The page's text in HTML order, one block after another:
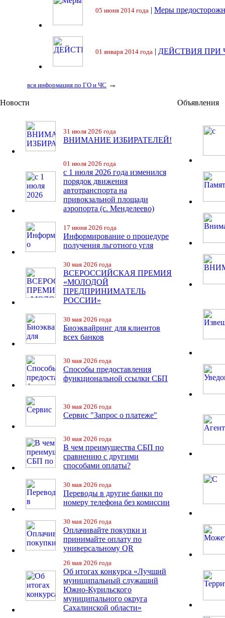
05 июня 2014 года | Меры
01 января 2014 года | ДЕЙСТВИЯ ПРИ
вся информация по ГО и ЧС →
Новости
31 июля 2026 года
ВНИМАНИЕ ИЗБИРАТЕЛЕЙ!
01 июля 2026 года
с 1 июля 2026 года изменился
порядок движения
автотранспорта на
привокзальной площади
аэропорта (с. Менделеево)
17 июня 2026 года
Информирование о процедуре
получения льготного угля
30 мая 2026 года
ВСЕРОССИЙСКАЯ ПРЕМИЯ
«МОЛОДОЙ
ПРЕДПРИНИМАТЕЛЬ
РОССИИ»
30 мая 2026 года
Биоэквайринг для клиентов
всех банков
30 мая 2026 года
Способы предоставления
функциональной ссылки СБП
30 мая 2026 года
Сервис "Запрос о платеже"
30 мая 2026 года
В чем преимущества СБП по
сравнению с другими
способами оплаты?
30 мая 2026 года
Переводы в другие банки по
номеру телефона без комиссии
30 мая 2026 года
Оплачивайте покупки и
принимайте оплату по
универсальному QR
26 мая 2026 года
Об итогах конкурса «Лучший
муниципальный служащий
Южно-Курильского
муниципального округа
Сахалинской области»
Объявления